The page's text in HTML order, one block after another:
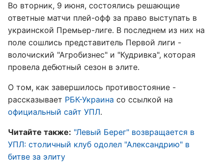
Во вторник, 9 июня, состоялись решающие
ответные матчи плей-офф за право выступать в
украинской Премьер-лиге. В последнем из них на
поле сошлись представитель Первой лиги -
волочиский "Агробизнес" и "Кудривка", которая
провела дебютный сезон в элите.
О том, как завершилось противостояние -
рассказывает РБК-Украина со ссылкой на
официальный сайт УПЛ.
Читайте также: "Левый Берег" возвращается в
УПЛ: столичный клуб одолел "Александрию" в
битве за элиту